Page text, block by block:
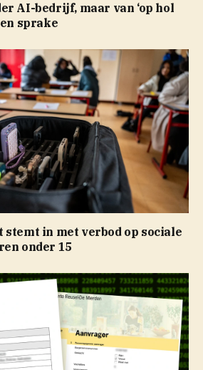
AI-bedrijf, maar van ‘op hol
sprake
in met verbod op sociale
onder 15